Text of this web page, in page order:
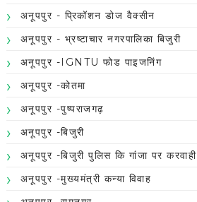
अनूपपुर - प्रिकॉशन डोज वैक्सीन
अनूपपुर - भ्रष्टाचार नगरपालिका बिजुरी
अनूपपुर -IGNTU फोड पाइजनिंग
अनूपपुर -कोतमा
अनूपपुर -पुष्पराजगढ़
अनूपपुर -बिजुरी
अनूपपुर -बिजुरी पुलिस कि गांजा पर करवाही
अनूपपुर -मुख्यमंत्री कन्या विवाह